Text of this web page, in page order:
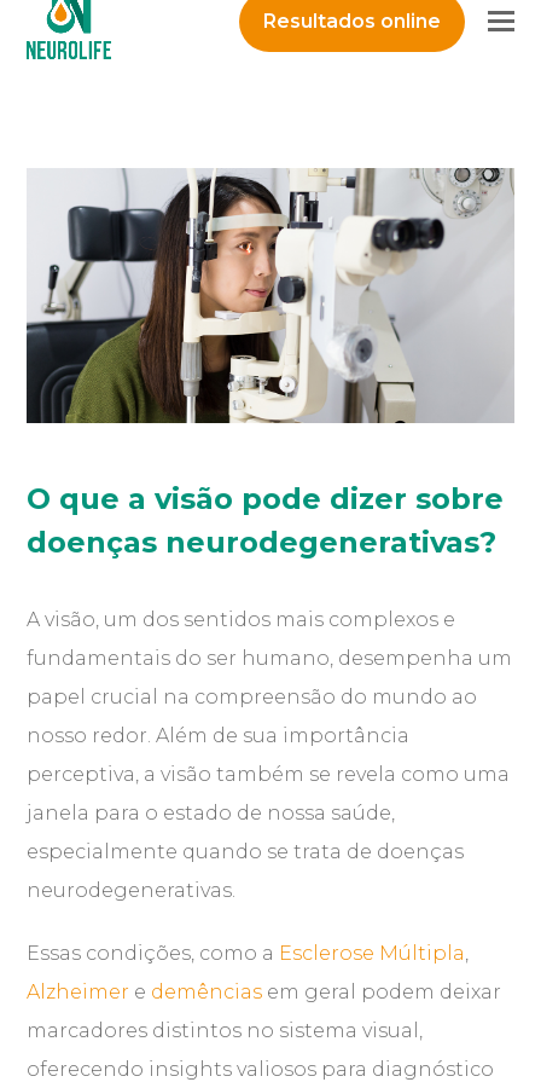
Resultados online
O que a visão pode dizer sobre
doenças neurodegenerativas?
A visão, um dos sentidos mais complexos e
fundamentais do ser humano, desempenha um
papel crucial na compreensão do mundo ao
nosso redor. Além de sua importância
perceptiva, a visão também se revela como uma
janela para o estado de nossa saúde,
especialmente quando se trata de doenças
neurodegenerativas.
Essas condições, como a Esclerose Múltipla,
Alzheimer e demências em geral podem deixar
marcadores distintos no sistema visual,
oferecendo insights valiosos para diagnóstico